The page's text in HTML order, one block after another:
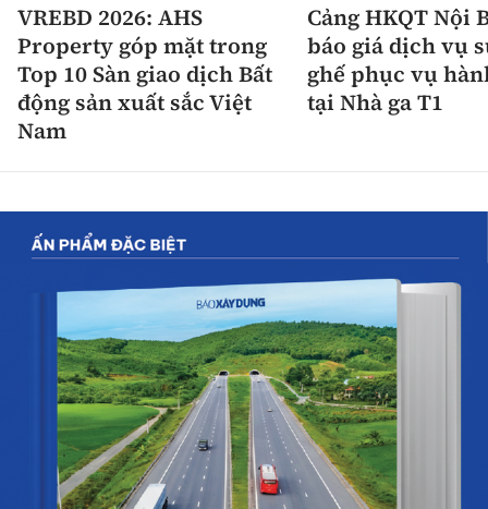
VREBD 2026: AHS
Property góp mặt trong
Top 10 Sàn giao dịch Bất
động sản xuất sắc Việt
Nam
Cảng HKQT Nội
báo giá dịch vụ
ghế phục vụ
tại Nhà ga T1